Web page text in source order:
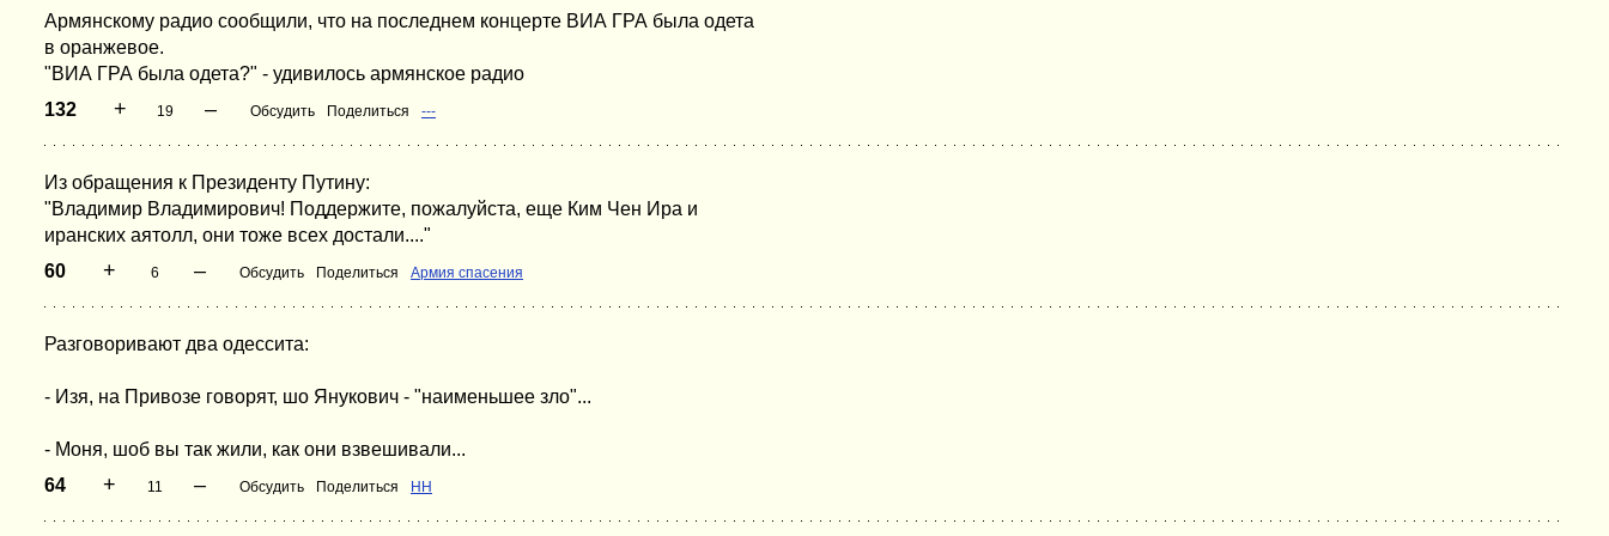
Армянскому радио сообщили, что на последнем концерте ВИА ГРА была одета
в оранжевое.
"ВИА ГРА была одета?" - удивилось армянское радио
132
+ 19 – Обсудить Поделиться ---
Из обращения к Президенту Путину:
"Владимир Владимирович! Поддержите, пожалуйста, еще Ким Чен Ира и
иранских аятолл, они тоже всех достали...."
60
+ 6 – Обсудить Поделиться Армия спасения
Разговоривают два одессита:
- Изя, на Привозе говорят, шо Янукович - "наименьшее зло"...
- Моня, шоб вы так жили, как они взвешивали...
64
+ 11 – Обсудить Поделиться НН